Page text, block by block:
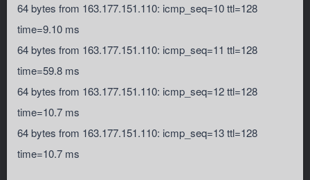
64 bytes from 163.177.151.110: icmp_seq=10 ttl=128
time=9.10 ms
64 bytes from 163.177.151.110: icmp_seq=11 ttl=128
time=59.8 ms
64 bytes from 163.177.151.110: icmp_seq=12 ttl=128
time=10.7 ms
64 bytes from 163.177.151.110: icmp_seq=13 ttl=128
time=10.7 ms